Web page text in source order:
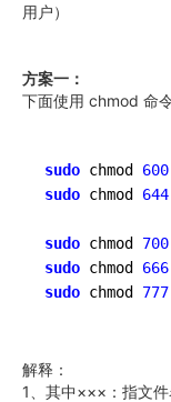
用户）
方案一：
下面使用 chmod 命
sudo chmod 600
sudo chmod 644
sudo chmod 700
sudo chmod 666
sudo chmod 777
解释：
1、其中×××：指文